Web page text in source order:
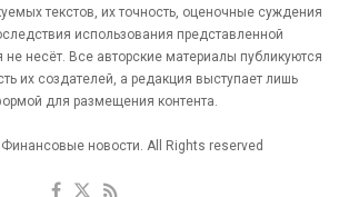
текстов, их точность, оценочные суждения
использования представленной
несёт. Все авторские материалы публикуются
их создателей, а редакция выступает лишь
для размещения контента.
новости. All Rights reserved